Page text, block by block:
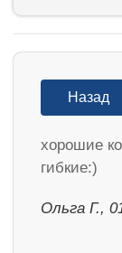
Назад
хорошие
гибкие:)
Ольга Г.,